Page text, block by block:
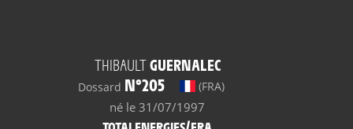
THIBAULTGUERNALEC
Dossard N°205 (FRA)
né le 31/07/1997